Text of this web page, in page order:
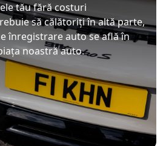
tău fără costuri
să călătoriți în altă parte,
înregistrare auto se află în
noastră auto.